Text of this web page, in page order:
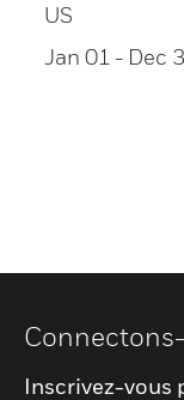
US
Jan 01 - Dec
Inscrivez-vous